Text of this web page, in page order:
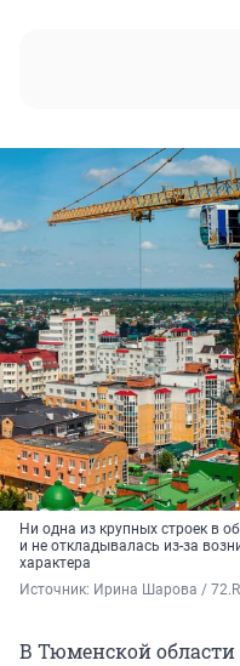
Ни одна из крупных строек в
и не откладывалась из-за
характера
Источник: Ирина Шарова /
В Тюменской области